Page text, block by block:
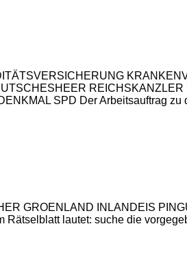
SPD Der Arbeitsauftrag
GROENLAND INLANDEIS
lautet: suche die